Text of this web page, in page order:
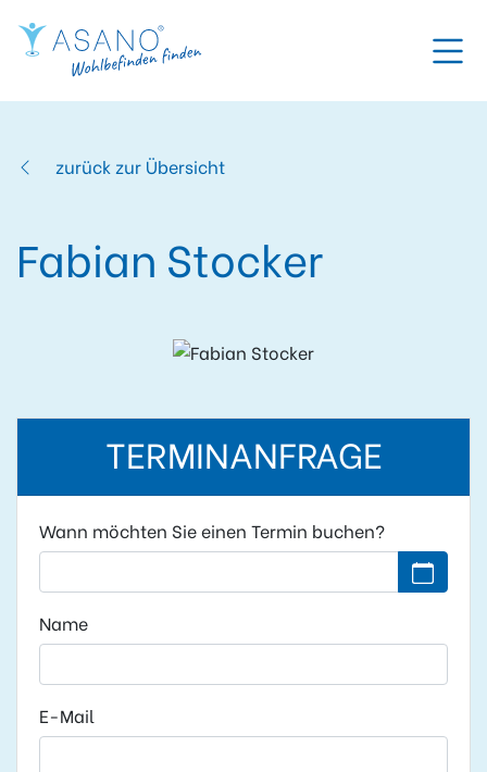
zurück zur Übersicht
Fabian Stocker
TERMINANFRAGE
Wann möchten Sie einen Termin buchen?
Kein
Name
E-Mail